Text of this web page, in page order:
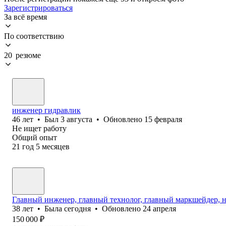
Зарегистрироваться
За всё время
По соответствию
20 резюме
инженер гидравлик
46 лет • Был 3 августа • Обновлено 15 февраля
Не ищет работу
Общий опыт
21 год 5 месяцев
Главный инженер, главный технолог, главный маркшейдер,
38 лет • Была сегодня • Обновлено 24 апреля
150 000 ₽